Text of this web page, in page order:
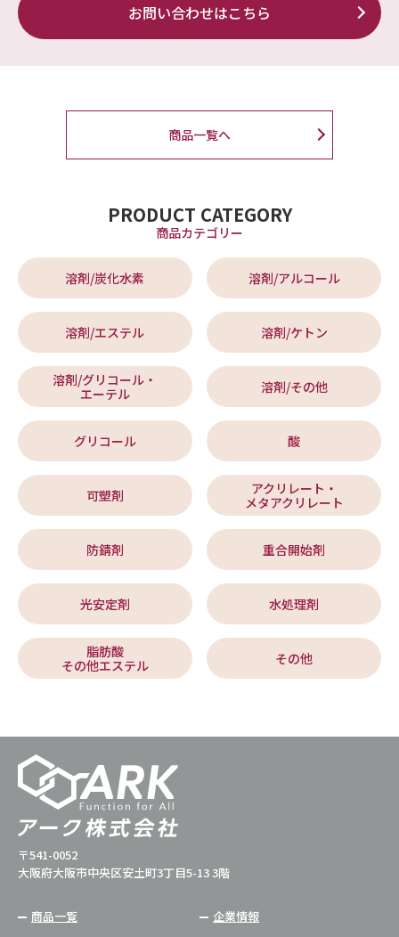
お問い合わせはこちら
商品一覧へ
PRODUCT CATEGORY
商品カテゴリー
溶剤/炭化水素 溶剤/アルコール
溶剤/エステル 溶剤/ケトン
溶剤/グリコール・
エーテル
溶剤/その他
グリコール 酸
可塑剤
アクリレート・
メタアクリレート
防錆剤 重合開始剤
光安定剤 水処理剤
脂肪酸
その他エステル
その他
〒541-0052
大阪府大阪市中央区安土町3丁目5-13 3階
商品一覧
企業情報